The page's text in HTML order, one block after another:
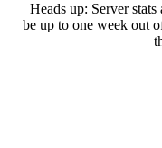
Heads up: Server
be up to one week out